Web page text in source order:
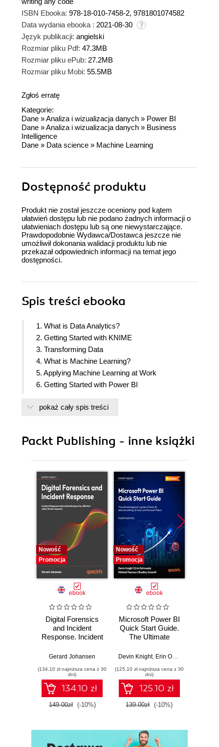
ISBN Ebooka: 978-18-010-7458-2, 9781801074582
Data wydania ebooka : 2021-08-30
Język publikacji: angielski
Rozmiar pliku Pdf: 47.3MB
Rozmiar pliku ePub: 27.2MB
Rozmiar pliku Mobi: 55.5MB
Zgłoś erratę
Kategorie:
Dane »Analiza i wizualizacja danych » Power BI
Dane »Analiza i wizualizacja danych » Business
Intelligence
Dane » Data science » Machine Learning
Dostępność produktu
Produkt nie został jeszcze oceniony pod kątem
ułatwień dostępu lub nie podano żadnych informacji o
ułatwieniach dostępu lub są one niewystarczające.
Prawdopodobnie Wydawca/Dostawca jeszcze nie
umożliwił dokonania walidacji produktu lub nie
przekazał odpowiednich informacji na temat jego
dostępności.
Spis treści ebooka
1. What is Data Analytics?
2. Getting Started with KNIME
3. Transforming Data
4. What is Machine Learning?
5. Applying Machine Learning at Work
6. Getting Started with Power BI
8. Telling Stories with Data
pokaż cały spis treści
Packt Publishing - inne książki
Nowość
Promocja
ebook
Digital Forensics
and Incident
Response. Incident
and techniques for
threat response -
Fourth Edition
Gerard Johansen
(134,10 zł najniższa cena z 30
dni)
134.10 zł
149.00zł (-10%)
Nowość
Promocja
ebook
Microsoft Power BI
Quick Start Guide.
The Ultimate
to Power BI, Data
Tools, and
Microsoft Fabric -
Fourth Edition
Devin Knight, Erin Ostrowsky
(125,10 zł najniższa cena z 30
dni)
125.10 zł
139.00zł (-10%)